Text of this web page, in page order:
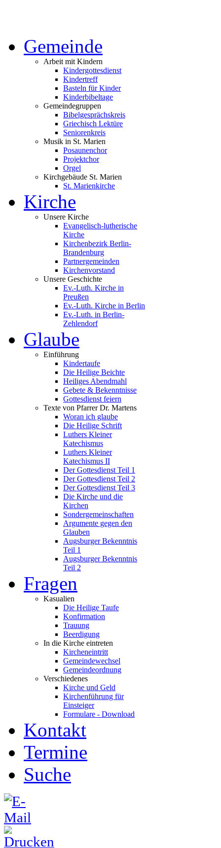
Gemeinde
Arbeit mit Kindern
Kindergottesdienst
Kindertreff
Basteln für Kinder
Kinderbibeltage
Gemeindegruppen
Bibelgesprächskreis
Griechisch Lektüre
Seniorenkreis
Musik in St. Marien
Posaunenchor
Projektchor
Orgel
Kirchgebäude St. Marien
St. Marienkirche
Kirche
Unsere Kirche
Evangelisch-lutherische
Kirche
Kirchenbezirk Berlin-
Brandenburg
Partnergemeinden
Kirchenvorstand
Unsere Geschichte
Ev.-Luth. Kirche in
Preußen
Ev.-Luth. Kirche in Berlin
Ev.-Luth. in Berlin-
Zehlendorf
Glaube
Einführung
Kindertaufe
Die Heilige Beichte
Heiliges Abendmahl
Gebete & Bekenntnisse
Gottesdienst feiern
Texte von Pfarrer Dr. Martens
Woran ich glaube
Die Heilige Schrift
Luthers Kleiner
Katechismus
Luthers Kleiner
Katechismus II
Der Gottesdienst Teil 1
Der Gottesdienst Teil 2
Der Gottesdienst Teil 3
Die Kirche und die
Kirchen
Sondergemeinschaften
Argumente gegen den
Glauben
Augsburger Bekenntnis
Teil 1
Augsburger Bekenntnis
Teil 2
Fragen
Kasualien
Die Heilige Taufe
Konfirmation
Trauung
Beerdigung
In die Kirche eintreten
Kircheneintritt
Gemeindewechsel
Gemeindeordnung
Verschiedenes
Kirche und Geld
Kirchenführung für
Einsteiger
Formulare - Download
Kontakt
Termine
Suche